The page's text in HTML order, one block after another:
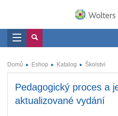
Domů Eshop Katalog Školství
Pedagogický proces a
aktualizované vydání